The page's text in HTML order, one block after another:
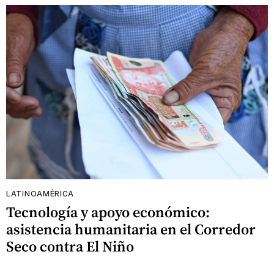
LATINOAMÉRICA
Tecnología y apoyo económico:
asistencia humanitaria en el Corredor
Seco contra El Niño